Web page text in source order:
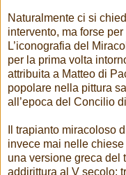
Naturalmente ci si
intervento, ma forse
L’iconografia del
per la prima volta
attribuita a Matteo di
popolare nella pittura
all’epoca del Concilio
Il trapianto miracoloso
invece mai nelle
una versione greca del
addirittura al V secolo: